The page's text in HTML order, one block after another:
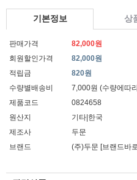
기본정보 상
판매가격
82,000원
회원할인가격
82,000원
적립금
820원
수량별배송비
7,000원 (수량에따
제품코드
0824658
원산지
기타|한국
제조사
두문
브랜드
(주)두문 [브랜드바